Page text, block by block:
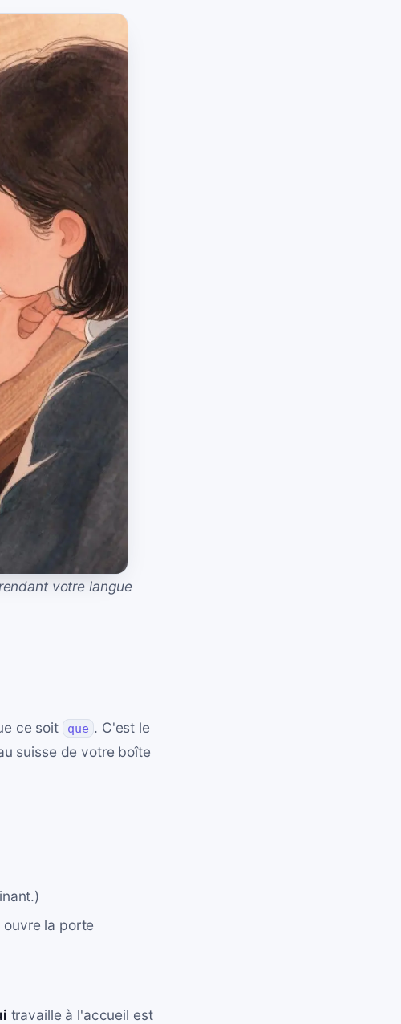
votre langue
ce soit que . C'est le
suisse de votre boîte
ouvre la porte
travaille à l'accueil est